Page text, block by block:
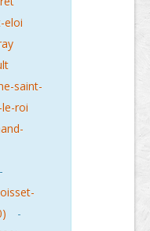
eloi
saint-
roi
-
-